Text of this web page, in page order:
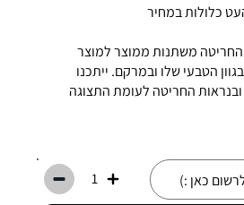
כלולות במחיר
משתנות ממוצר למוצר
הטבעי שלו ובמרקם. ייתכנו
ובנראות החריטה לעומת התצוגה
1